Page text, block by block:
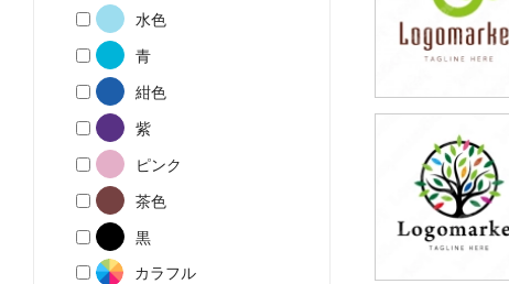
水色
青
紺色
紫
ピンク
茶色
黒
カラフル
79,800円
(税込87,780円)